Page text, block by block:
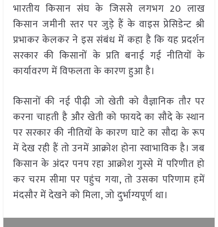
भारतीय किसान संघ के जिससे लगभग 20 लाख
किसान जमीनी स्तर पर जुड़े हैं के वाइस प्रेसिडेन्ट श्री
प्रभाकर केलकर ने इस संबंध में कहा है कि यह प्रदर्शन
सरकार की किसानों के प्रति बनाई गई नीतियों के
कार्यावरण में विफलता के कारण हुआ है।
किसानों की नई पीढ़ी जो खेती को वैज्ञानिक तौर पर
करना चाहती है और खेती को फायदे का सौदे के स्थान
पर सरकार की नीतियों के कारण घाटे का सौदा के रूप
में देख रही हैं तो उनमें आक्रोश होना स्वाभाविक है। जब
किसान के अंदर पनप रहा आक्रोश गुस्से में परिणीत हो
कर चरम सीमा पर पहुंच गया, तो उसका परिणाम हमें
मंदसौर में देखने को मिला, जो दुर्भाग्यपूर्ण था।